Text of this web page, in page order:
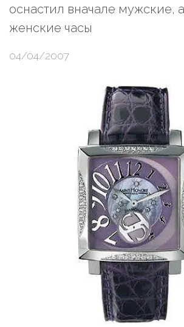
оснастил вначале мужские,
женские часы
04/04/2007